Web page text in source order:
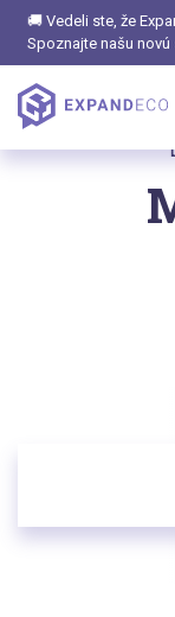
🚚 Vedeli ste, že
Spoznajte našu novú